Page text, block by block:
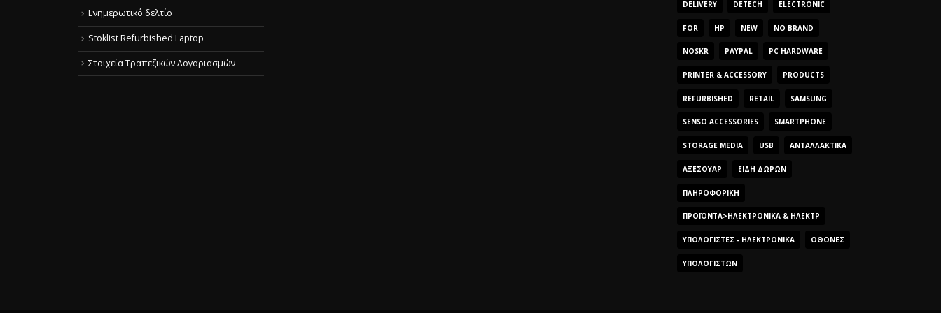
Ενημερωτικό δελτίο
Stoklist Refurbished Laptop
Στοιχεία Τραπεζικών Λογαριασμών
DELIVERY DETECH ELECTRONIC
FOR HP NEW NO BRAND
NOSKR PAYPAL PC HARDWARE
PRINTER & ACCESSORY PRODUCTS
REFURBISHED RETAIL SAMSUNG
SENSO ACCESSORIES SMARTPHONE
STORAGE MEDIA USB ΑΝΤΑΛΛΑΚΤΙΚΆ
ΑΞΕΣΟΥΆΡ ΕΊΔΗ ΔΏΡΩΝ
ΠΛΗΡΟΦΟΡΙΚΉ
ΠΡΟΪΌΝΤΑ>ΗΛΕΚΤΡΟΝΙΚΆ & ΗΛΕΚΤΡ
ΥΠΟΛΟΓΙΣΤΈΣ - ΗΛΕΚΤΡΟΝΙΚΆ ΟΘΌΝΕΣ
ΥΠΟΛΟΓΙΣΤΏΝ